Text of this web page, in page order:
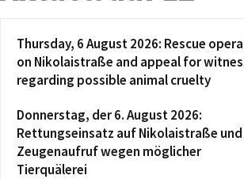
Thursday, 6 August 2026: Rescue
on Nikolaistraße and appeal for
regarding possible animal cruelty
Donnerstag, der 6. August 2026:
Rettungseinsatz auf Nikolaistraße und
Zeugenaufruf wegen möglicher
Tierquälerei